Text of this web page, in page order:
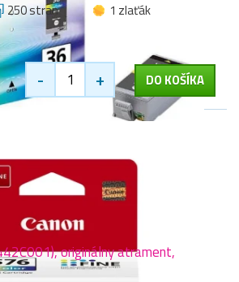
250 stran
1 zlaťák
- + DO KOŠÍKA
originálny atrament,